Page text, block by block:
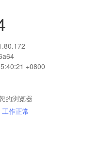
+0800
的浏览器
工作正常